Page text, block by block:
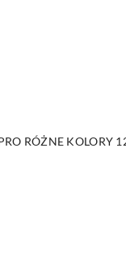
RÓŻNE KOLORY